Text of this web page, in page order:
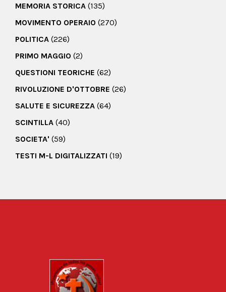
MEMORIA STORICA (135)
MOVIMENTO OPERAIO (270)
POLITICA (226)
PRIMO MAGGIO (2)
QUESTIONI TEORICHE (62)
RIVOLUZIONE D'OTTOBRE (26)
SALUTE E SICUREZZA (64)
SCINTILLA (40)
SOCIETA' (59)
TESTI M-L DIGITALIZZATI (19)